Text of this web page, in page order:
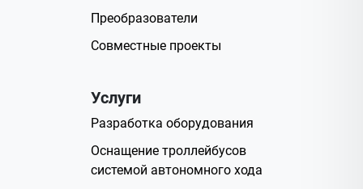
Преобразователи
Совместные проекты
Услуги
Разработка оборудования
Оснащение троллейбусов
системой автономного хода